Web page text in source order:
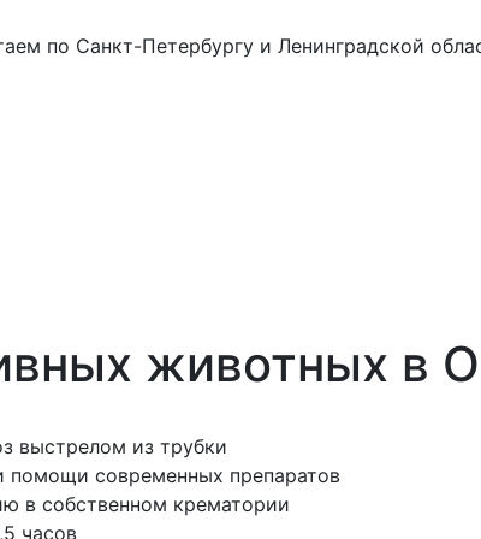
по Санкт-Петербургу и Ленинградской
животных в
выстрелом из трубки
помощи современных препаратов
в собственном крематории
часов